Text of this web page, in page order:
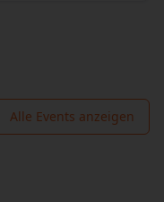
Alle Events anzeigen